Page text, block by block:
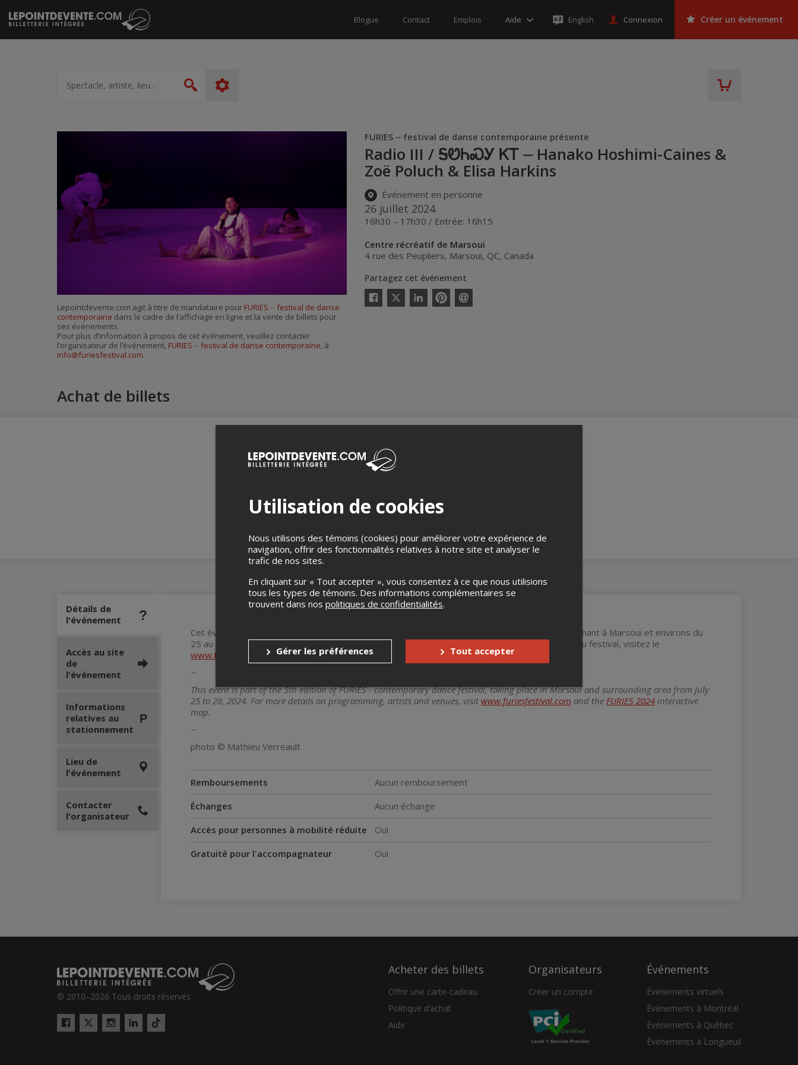
Passer
au
contenu
Blogue Contact Emplois Aide English Connexion Créer un événement
artiste,
lieu...
Rechercher
FURIES ⏤ festival de danse contemporaine présente
Radio III / ᎦᏬᏂᏍᎩ ᏦᎢ ⏤ Hanako Hoshimi-Caines &
Zoë Poluch & Elisa Harkins
Événement en personne
26 juillet 2024
16h30 – 17h30 / Entrée: 16h15
Centre récréatif de Marsoui
4 rue des Peupliers, Marsoui, QC, Canada
Partagez cet événement
Facebook
Twitter
LinkedinPinterestEnvoyer
Lepointdevente.com agit à titre de mandataire pour FURIES ⏤ festival de danse
contemporaine dans le cadre de l’affichage en ligne et la vente de billets pour
ses événements.
Pour plus d’information à propos de cet événement, veuillez contacter
l’organisateur de l’événement, FURIES ⏤ festival de danse contemporaine, à
info@furiesfestival.com.
Achat de billets
Merci de confirmer que vous n'êtes pas un robot ci-bas.
Détails de
l'événement
Cet évènement fait partie de la 5e édition de FURIES — festival de danse contemporaine, se tenant à Marsoui et environs du
25 au 28 juillet 2024. Pour plus de détails entourant la programmation, les artistes et les lieux du festival, visitez le
www.furiesfestival.comet lacarte interactive
de FURIES 2024.
~
This event is part of the 5th edition of FURIES - contemporary dance festival, taking place in Marsoui and surrounding area from July
25 to 28, 2024. For more details on programming, artists and venues, visit www.furiesfestival.com and the FURIES 2024 interactive
map.
~
photo © Mathieu Verreault
Remboursements
Aucun remboursement
Échanges
Aucun échange
Accès pour personnes à mobilité réduite
Oui
Gratuité pour l'accompagnateur
Oui
Accès au site
de
l'événement
Informations
relatives au
stationnement
Lieu de
l'événement
Contacter
l'organisateur
© 2010–2026 Tous droits réservés
Facebook
Twitter
InstagramLinkedIn
Tiktok
Acheter des billets
Offrir une carte-cadeau
Politique d’achat
Aide
Organisateurs
Créer un compte
Événements
Événements virtuels
Événements à Montréal
Événements à Québec
Événements à Longueuil
Utilisation de cookies
Nous utilisons des témoins (cookies) pour améliorer votre expérience de
navigation, offrir des fonctionnalités relatives à notre site et analyser le
trafic de nos sites.
En cliquant sur « Tout accepter », vous consentez à ce que nous utilisions
tous les types de témoins. Des informations complémentaires se
trouvent dans nos politiques de confidentialités.
Gérer les préférences Tout accepter